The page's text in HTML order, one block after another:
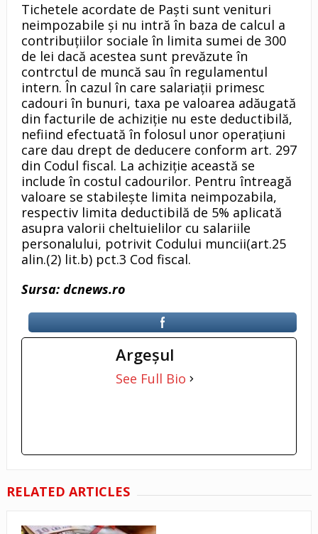
Tichetele acordate de Paști sunt venituri
neimpozabile și nu intră în baza de calcul a
contribuțiilor sociale în limita sumei de 300
de lei dacă acestea sunt prevăzute în
contrctul de muncă sau în regulamentul
intern. În cazul în care salariații primesc
cadouri în bunuri, taxa pe valoarea adăugată
din facturile de achiziție nu este deductibilă,
nefiind efectuată în folosul unor operațiuni
care dau drept de deducere conform art. 297
din Codul fiscal. La achiziție această se
include în costul cadourilor. Pentru întreagă
valoare se stabilește limita neimpozabila,
respectiv limita deductibilă de 5% aplicată
asupra valorii cheltuielilor cu salariile
personalului, potrivit Codului muncii(art.25
alin.(2) lit.b) pct.3 Cod fiscal.
Sursa: dcnews.ro
Argeşul
See Full Bio
RELATED ARTICLES